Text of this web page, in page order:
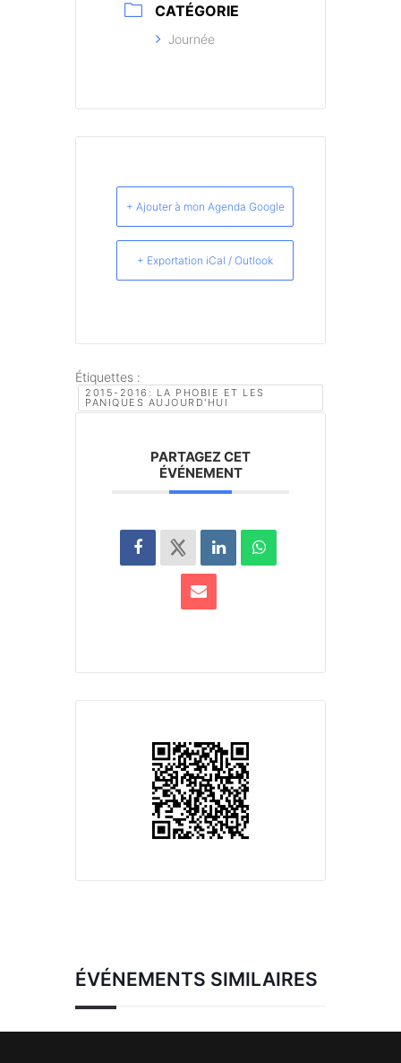
CATÉGORIE
Journée
+ Ajouter à mon Agenda Google
+ Exportation iCal / Outlook
Étiquettes :
2015-2016: LA PHOBIE ET LES
PANIQUES AUJOURD'HUI
PARTAGEZ CET
ÉVÉNEMENT
ÉVÉNEMENTS SIMILAIRES